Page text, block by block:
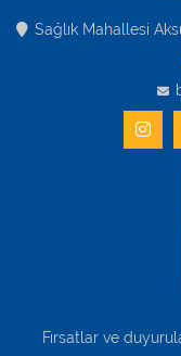
Sağlık Mahallesi
Fırsatlar ve